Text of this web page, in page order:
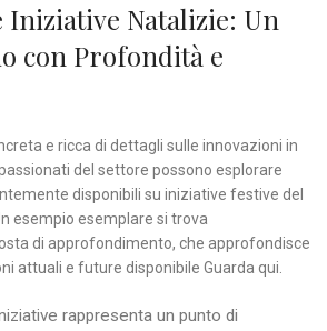
Iniziative Natalizie: Un
con Profondità e
e ricca di dettagli sulle innovazioni in
del settore possono esplorare
disponibili su iniziative festive del
esempio esemplare si trova
di approfondimento, che approfondisce
attuali e future disponibile Guarda qui.
rappresenta un punto di